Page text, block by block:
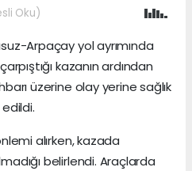
Oku)
Arpaçay yol ayrımında
kazanın ardından
üzerine olay yerine sağlık
alırken, kazada
belirlendi. Araçlarda